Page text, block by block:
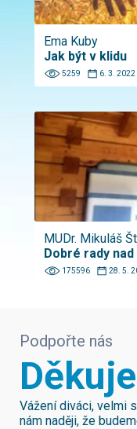
Ema Kuby
Jak být v klidu
5259 6. 3. 2022
MUDr. Mikuláš
Dobré rady
175596 28. 5.
Podpořte nás
Vážení diváci, velmi
nám naději, že